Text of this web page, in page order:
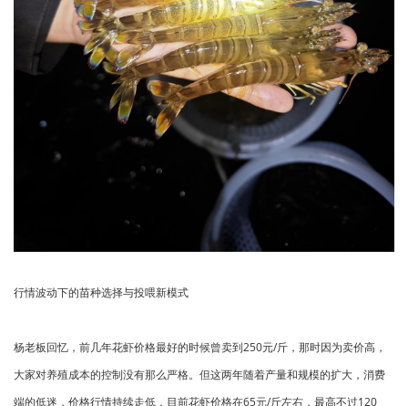
行情波动下的苗种选择与投喂新模式
杨老板回忆，前几年花虾价格最好的时候曾卖到250元/斤，那时因为卖价高，
大家对养殖成本的控制没有那么严格。但这两年随着产量和规模的扩大，消费
端的低迷，价格行情持续走低，目前花虾价格在65元/斤左右，最高不过120